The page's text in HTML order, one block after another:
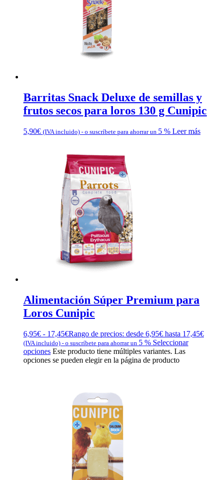
Barritas Snack Deluxe de semillas y
frutos secos para loros 130 g Cunipic
5,90€ (IVA incluido) - o suscríbete para ahorrar un 5 % Leer más
Alimentación Súper Premium para
Loros Cunipic
6,95€ - 17,45€Rango de precios: desde 6,95€ hasta 17,45€
(IVA incluido) - o suscríbete para ahorrar un 5 % Seleccionar
opciones Este producto tiene múltiples variantes. Las
opciones se pueden elegir en la página de producto